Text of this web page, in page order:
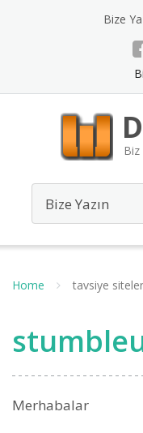
Bize
Biz
Home tavsiye siteler
Merhabalar